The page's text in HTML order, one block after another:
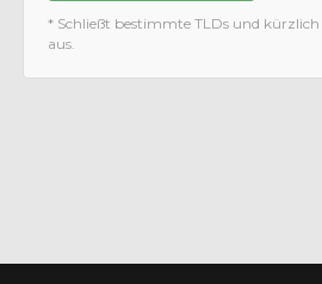
* Schließt bestimmte TLDs und
aus.